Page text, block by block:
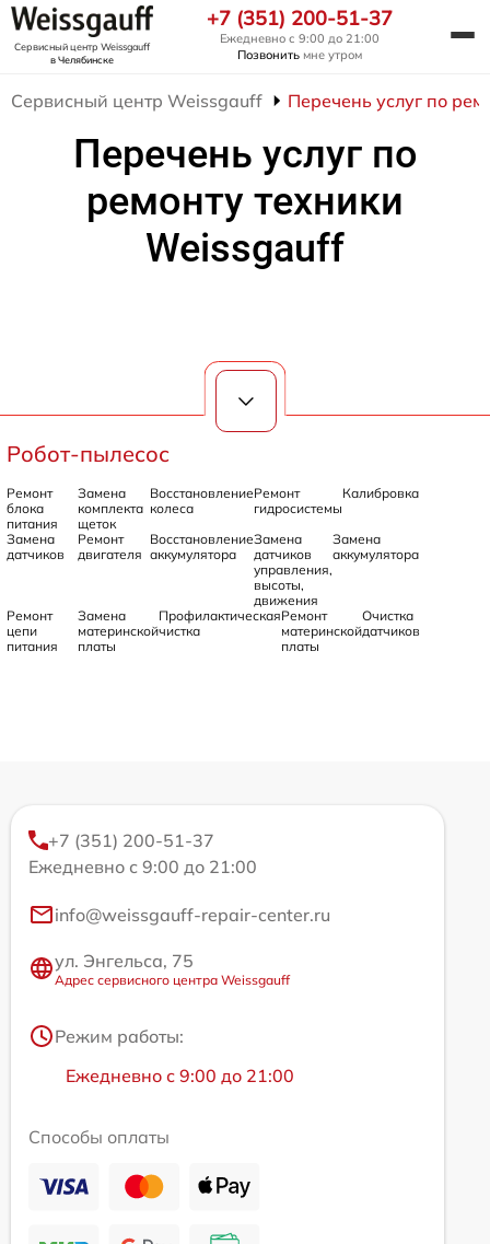
Сервисный центр Weissgauff
в Челябинске
+7 (351) 200-51-37
Ежедневно с 9:00 до 21:00
Позвонить мне утром
Сервисный центр Weissgauff Перечень услуг по
Перечень услуг по
ремонту техники
Weissgauff
Робот-пылесос
Ремонт
блока
питания
Замена
комплекта
щеток
Восстановление
колеса
Ремонт
гидросистемы
Калибровка
Замена
датчиков
Ремонт
двигателя
Восстановление
аккумулятора
Замена
датчиков
управления,
высоты,
движения
Замена
аккумулятора
Ремонт
цепи
питания
Замена
материнской
платы
Профилактическая
чистка
Ремонт
материнской
платы
Очистка
датчиков
+7 (351) 200-51-37
Ежедневно с 9:00 до 21:00
info@weissgauff-repair-center.ru
ул. Энгельса, 75
Адрес сервисного центра Weissgauff
Режим работы:
Ежедневно с 9:00 до 21:00
Способы оплаты